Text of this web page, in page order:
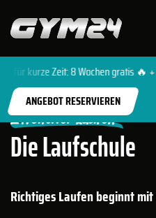
kurze Zeit: 8 Wochen gratis 🔥 +
ANGEBOT RESERVIEREN
START TRAINING DIE LAUFSCHULE
Die Laufschule
Effektiver Laufen
Richtiges Laufen beginnt